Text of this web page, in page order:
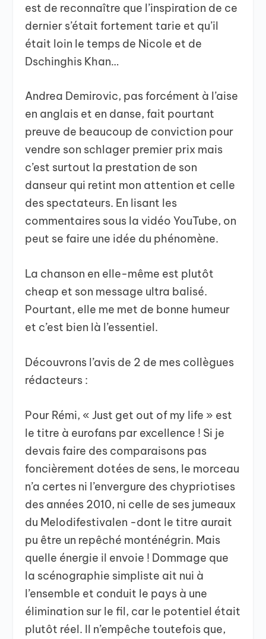
est de reconnaître que l’inspiration de ce
dernier s’était fortement tarie et qu’il
était loin le temps de Nicole et de
Dschinghis Khan…
Andrea Demirovic, pas forcément à l’aise
en anglais et en danse, fait pourtant
preuve de beaucoup de conviction pour
vendre son schlager premier prix mais
c’est surtout la prestation de son
danseur qui retint mon attention et celle
des spectateurs. En lisant les
commentaires sous la vidéo YouTube, on
peut se faire une idée du phénomène.
La chanson en elle-même est plutôt
cheap et son message ultra balisé.
Pourtant, elle me met de bonne humeur
et c’est bien là l’essentiel.
Découvrons l’avis de 2 de mes collègues
rédacteurs :
Pour Rémi, « Just get out of my life » est
le titre à eurofans par excellence ! Si je
devais faire des comparaisons pas
foncièrement dotées de sens, le morceau
n’a certes ni l’envergure des chypriotises
des années 2010, ni celle de ses jumeaux
du Melodifestivalen -dont le titre aurait
pu être un repêché monténégrin. Mais
quelle énergie il envoie ! Dommage que
la scénographie simpliste ait nui à
l’ensemble et conduit le pays à une
élimination sur le fil, car le potentiel était
plutôt réel. Il n’empêche toutefois que,